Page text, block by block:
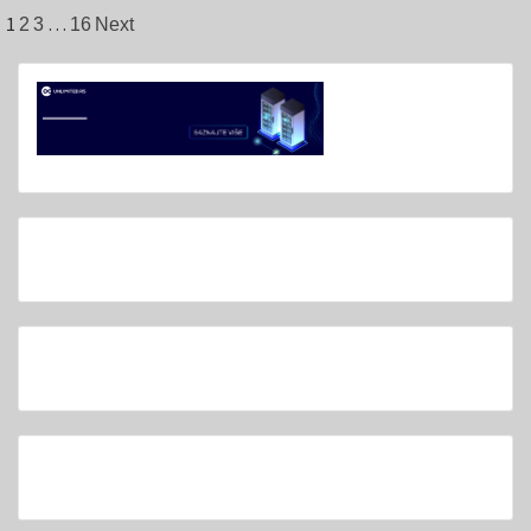
Posts
pagination
1 2 3 … 16 Next